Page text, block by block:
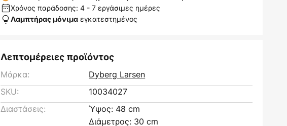
Χρόνος παράδοσης: 4 - 7 εργάσιμες ημέρες
Λαμπτήρας μόνιμα εγκατεστημένος
Λεπτομέρειες προϊόντος
Μάρκα:
Dyberg Larsen
SKU:
10034027
Διαστάσεις:
Ύψος: 48 cm
Διάμετρος: 30 cm